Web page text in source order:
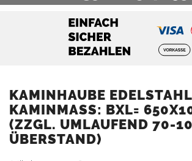
KAMINHAUBE
KAMINMASS: BXL=
ZZGL. UMLAUFEND 70-
BERSTAND)